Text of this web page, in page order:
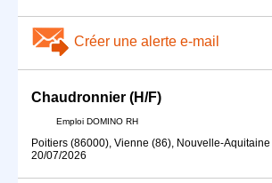
Créer une alerte e-mail
Chaudronnier (H/F)
Emploi DOMINO RH
Poitiers (86000), Vienne (86), Nouvelle-Aquitaine
20/07/2026